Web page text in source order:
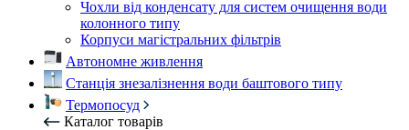
Чохли від конденсату для систем очищення води
колонного типу
Корпуси магістральних фільтрів
Автономне живлення
Станція знезалізнення води баштового типу
Термопосуд
Каталог товарів